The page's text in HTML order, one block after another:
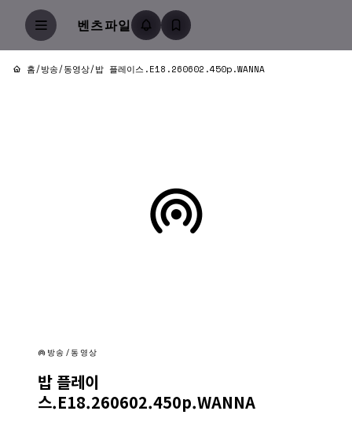
벤츠파일
홈/방송/동영상/밥 플레이스.E18.260602.450p.WANNA
방송/동영상
밥 플레이
스.E18.260602.450p.WANNA